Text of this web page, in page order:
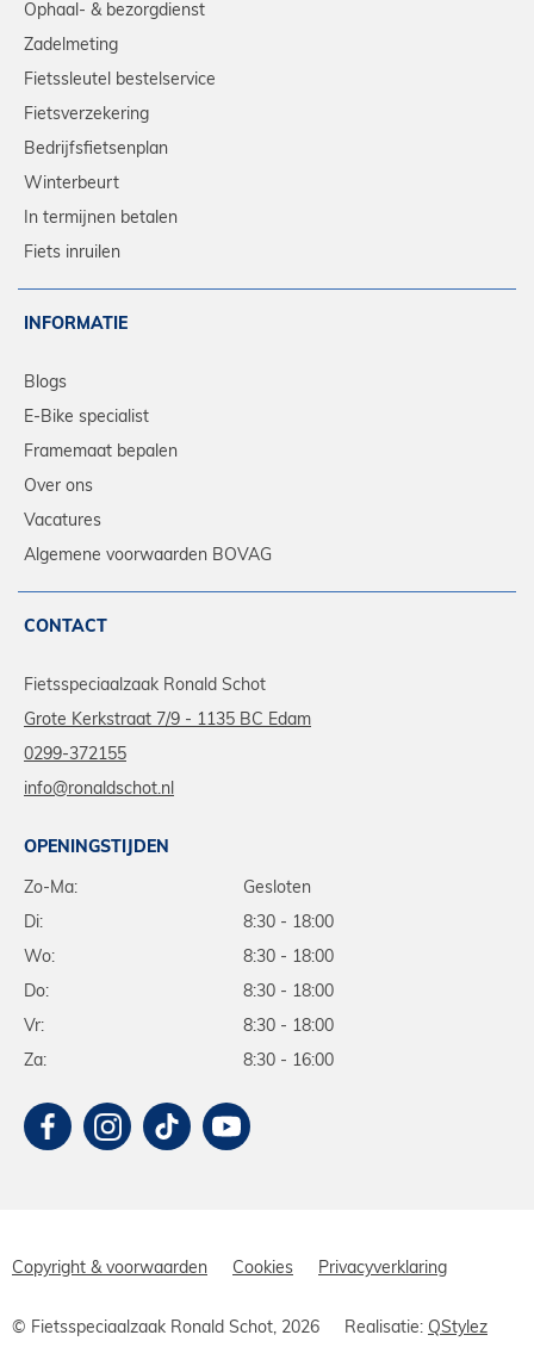
Ophaal- & bezorgdienst
Zadelmeting
Fietssleutel bestelservice
Fietsverzekering
Bedrijfsfietsenplan
Winterbeurt
In termijnen betalen
Fiets inruilen
INFORMATIE
Blogs
E-Bike specialist
Framemaat bepalen
Over ons
Vacatures
Algemene voorwaarden BOVAG
CONTACT
Fietsspeciaalzaak Ronald Schot
Grote Kerkstraat 7/9 - 1135 BC Edam
0299-372155
info@ronaldschot.nl
OPENINGSTIJDEN
Zo-Ma:
Gesloten
Di:
8:30 - 18:00
Wo:
8:30 - 18:00
Do:
8:30 - 18:00
Vr:
8:30 - 18:00
Za:
8:30 - 16:00
Copyright & voorwaarden Cookies Privacyverklaring
© Fietsspeciaalzaak Ronald Schot, 2026 Realisatie: QStylez